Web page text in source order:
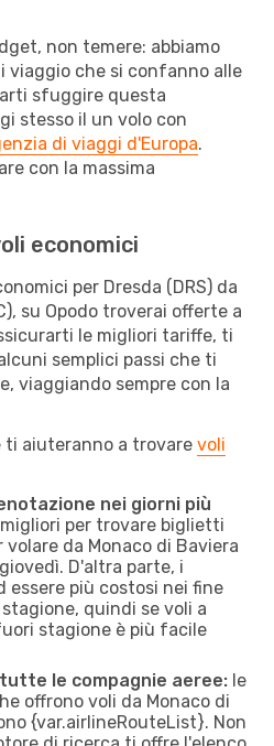
non temere: abbiamo
viaggio che si confanno alle
sfuggire questa
stesso il un volo con
di viaggi d'Europa.
con la massima
economici
per Dresda (DRS) da
su Opodo troverai offerte a
le migliori tariffe, ti
semplici passi che ti
viaggiando sempre con la
ti aiuteranno a trovare voli
nei giorni più
per trovare biglietti
volare da Monaco di Baviera
D'altra parte, i
più costosi nei fine
quindi se voli a
stagione è più facile
le compagnie aeree: le
offrono voli da Monaco di
{​var.airlineRouteList}. Non